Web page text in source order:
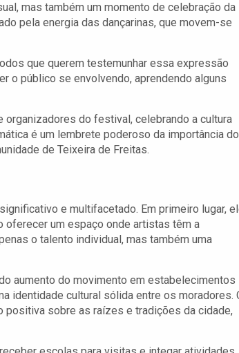
mas também um momento de celebração da
pela energia das dançarinas, que movem-se
que querem testemunhar essa expressão
o público se envolvendo, aprendendo alguns
do festival, celebrando a cultura
é um lembrete poderoso da importância do
de Teixeira de Freitas.
e multifacetado. Em primeiro lugar,
oferecer um espaço onde artistas têm a
o talento individual, mas também uma
aumento do movimento em estabelecimentos
identidade cultural sólida entre os moradores.
positiva sobre as raízes e tradições da cidade,